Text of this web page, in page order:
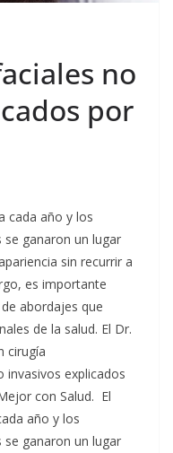
no
por
cada año y los
ganaron un lugar
sin recurrir a
es importante
abordajes que
de la salud. El Dr.
cirugía
explicados
con Salud. El
año y los
ganaron un lugar